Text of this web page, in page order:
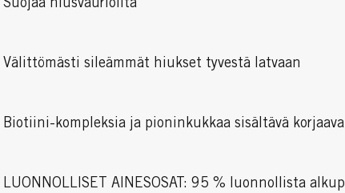
Suojaa hiusvaurioilta
Välittömästi sileämmät hiukset tyvestä latvaan
Biotiini-kompleksia ja pioninkukkaa sisältävä
LUONNOLLISET AINESOSAT: 95 % luonnollista